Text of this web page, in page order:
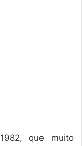
que muito